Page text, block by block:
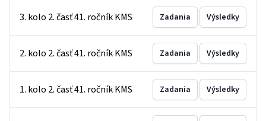
3. kolo 2. časť 41. ročník KMS Zadania Výsledky
2. kolo 2. časť 41. ročník KMS Zadania Výsledky
1. kolo 2. časť 41. ročník KMS Zadania Výsledky